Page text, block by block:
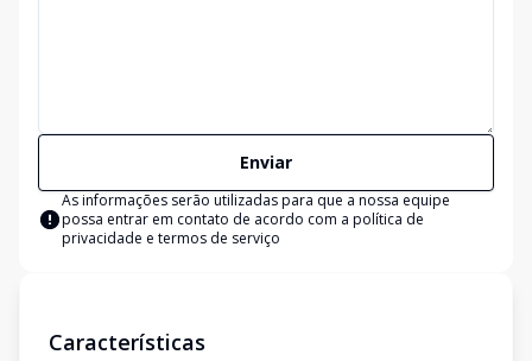
Enviar
As informações serão utilizadas para que a nossa equipe
possa entrar em contato de acordo com a política de
privacidade e termos de serviço
Características